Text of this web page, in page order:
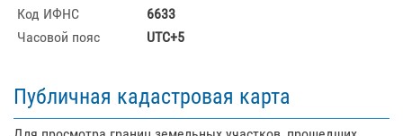
Код ИФНС
6633
Часовой пояс
UTC+5
Публичная кадастровая карта